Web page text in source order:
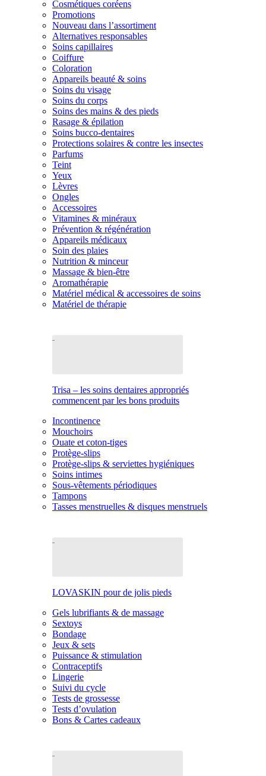
Cosmétiques coréens
Promotions
Nouveau dans l’assortiment
Alternatives responsables
Soins capillaires
Coiffure
Coloration
Appareils beauté & soins
Soins du visage
Soins du corps
Soins des mains & des pieds
Rasage & épilation
Soins bucco-dentaires
Protections solaires & contre les insectes
Parfums
Teint
Yeux
Lèvres
Ongles
Accessoires
Vitamines & minéraux
Prévention & régénération
Appareils médicaux
Soin des plaies
Nutrition & minceur
Massage & bien-être
Aromathérapie
Matériel médical & accessoires de soins
Matériel de thérapie
Trisa – les soins dentaires appropriés
commencent par les bons produits
Incontinence
Mouchoirs
Ouate et coton-tiges
Protège-slips
Protège-slips & serviettes hygiéniques
Soins intimes
Sous-vêtements périodiques
Tampons
Tasses menstruelles & disques menstruels
LOVASKIN pour de jolis pieds
Gels lubrifiants & de massage
Sextoys
Bondage
Jeux & sets
Puissance & stimulation
Contraceptifs
Lingerie
Suivi du cycle
Tests de grossesse
Tests d’ovulation
Bons & Cartes cadeaux